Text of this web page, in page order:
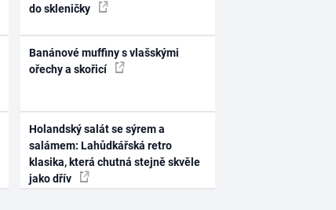
do skleničky
Banánové muffiny s vlašskými
ořechy a skořicí
Holandský salát se sýrem a
salámem: Lahůdkářská retro
klasika, která chutná stejně skvěle
jako dřív